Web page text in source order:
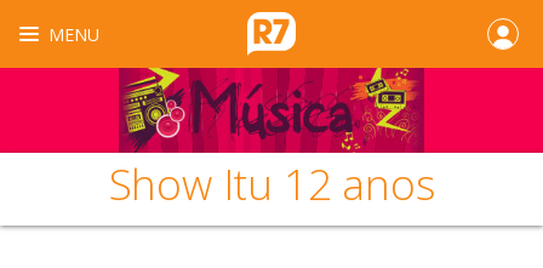
MENU
Show Itu 12 anos